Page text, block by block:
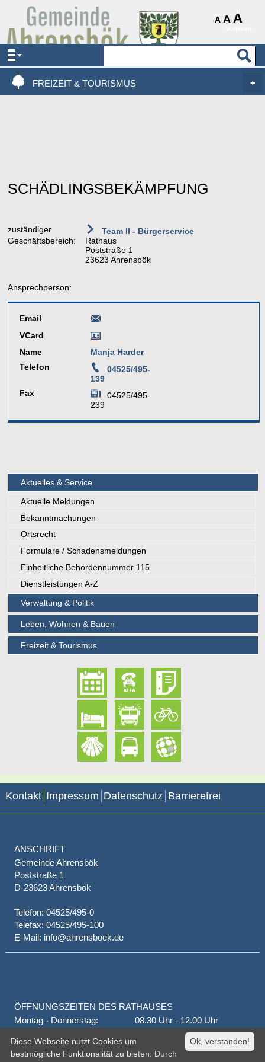
A A A
AKTUELLES & SERVICE
VERWALTUNG & POLITIK
FREIZEIT & TOURISMUS
SCHÄDLINGSBEKÄMPFUNG
zuständiger
Geschäftsbereich:
Team II - Bürgerservice
Rathaus
Poststraße 1
23623 Ahrensbök
Ansprechperson:
Email
VCard
Name
Manja Harder
Telefon
04525/495-
139
Fax
04525/495-
239
Aktuelles & Service
Aktuelle Meldungen
Bekanntmachungen
Ortsrecht
Formulare / Schadensmeldungen
Einheitliche Behördennummer 115
Dienstleistungen A-Z
Verwaltung & Politik
Leben, Wohnen & Bauen
Freizeit & Tourismus
Kontakt Impressum Datenschutz Barrierefrei
ANSCHRIFT
Gemeinde Ahrensbök
Poststraße 1
D-23623 Ahrensbök
Telefon: 04525/495-0
Telefax: 04525/495-100
E-Mail: info@ahrensboek.de
ÖFFNUNGSZEITEN DES RATHAUSES
Montag - Donnerstag:
08.30 Uhr - 12.00 Uhr
14.00 Uhr - 18.00 Uhr
jeden 1. und 3. Montag
16.00 Uhr - 18.00 Uhr
Freitag
geschlossen
Ok, verstanden!
Diese Webseite nutzt Cookies um
bestmögliche Funktionalität zu bieten. Durch